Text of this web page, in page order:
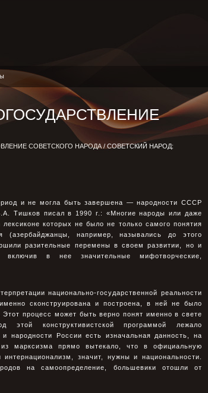
СОВЕТСКОГО НАРОДА / СОВЕТСКИЙ НАРОД:
и не могла быть завершена — народности СССР
Тишков писал в 1990 г.: «Многие народы или даже
которых не было не только самого понятия
например, назывались до этого
разительные перемены в своем развитии, но и
в нее значительные мифотворческие,
национально-государственной реальности
сконструирована и построена, в ней не было
Этот процесс может быть верно понят именно в свете
этой конструктивистской программой лежало
народности России есть изначальная данность, на
марксизма прямо вытекало, что в официальную
значит, нужны и национальности.
на самоопределение, большевики отошли от